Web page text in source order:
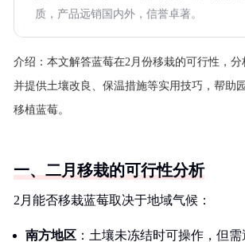
质，产品远销国内外，信誉卓著。
介绍： 本文解答蓝莓在2月份移栽的可行性，分
并提供土壤改良、保温措施等实用技巧，帮助
移植蓝莓。
一、二月移栽的可行性分析
2月能否移栽蓝莓取决于地域气候：
南方地区 ：土壤未冻结时可操作，但